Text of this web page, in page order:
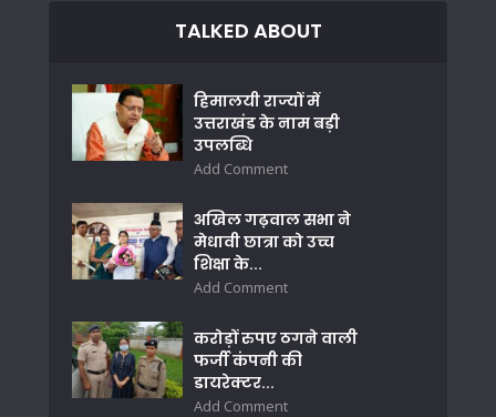
TALKED ABOUT
हिमालयी राज्यों में
उत्तराखंड के नाम बड़ी
उपलब्धि
Add Comment
अखिल गढ़वाल सभा ने
मेधावी छात्रा को उच्च
शिक्षा के...
Add Comment
करोड़ों रुपए ठगने वाली
फर्जी कंपनी की
डायरेक्टर...
Add Comment